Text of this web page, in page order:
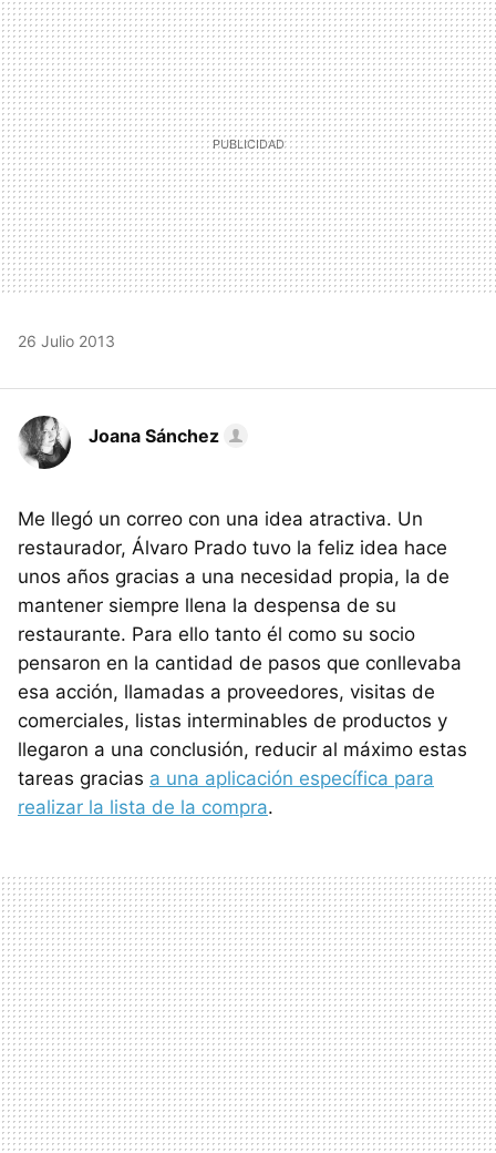
MAIL
26 Julio 2013
Joana Sánchez
Me llegó un correo con una idea atractiva. Un
restaurador, Álvaro Prado tuvo la feliz idea hace
unos años gracias a una necesidad propia, la de
mantener siempre llena la despensa de su
restaurante. Para ello tanto él como su socio
pensaron en la cantidad de pasos que conllevaba
esa acción, llamadas a proveedores, visitas de
comerciales, listas interminables de productos y
llegaron a una conclusión, reducir al máximo estas
tareas gracias a una aplicación específica para
realizar la lista de la compra.